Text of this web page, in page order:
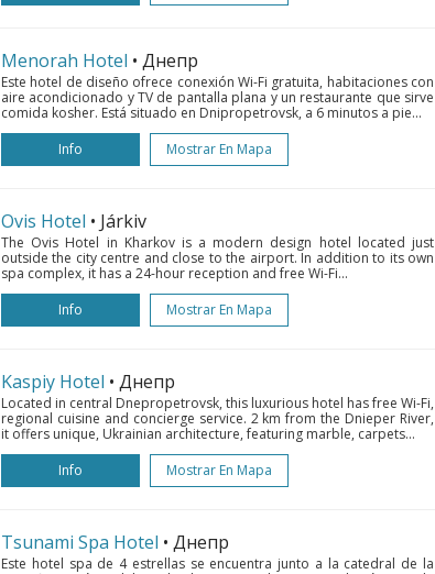
Menorah Hotel • Днепр
Este hotel de diseño ofrece conexión Wi-Fi gratuita, habitaciones con
aire acondicionado y TV de pantalla plana y un restaurante que sirve
comida kosher. Está situado en Dnipropetrovsk, a 6 minutos a pie...
Info
Mostrar En Mapa
Ovis Hotel • Járkiv
The Ovis Hotel in Kharkov is a modern design hotel located just
outside the city centre and close to the airport. In addition to its own
spa complex, it has a 24-hour reception and free Wi-Fi...
Info
Mostrar En Mapa
Kaspiy Hotel • Днепр
Located in central Dnepropetrovsk, this luxurious hotel has free Wi-Fi,
regional cuisine and concierge service. 2 km from the Dnieper River,
it offers unique, Ukrainian architecture, featuring marble, carpets...
Info
Mostrar En Mapa
Tsunami Spa Hotel • Днепр
Este hotel spa de 4 estrellas se encuentra junto a la catedral de la